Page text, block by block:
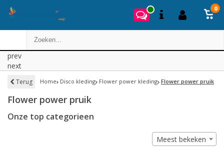
0
prev
next
Terug Home Disco kleding Flower power kleding Flower power pruik
Flower power pruik
Onze top categorieen
Meest bekeken